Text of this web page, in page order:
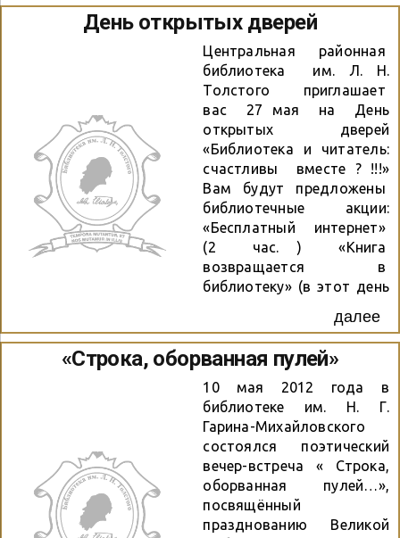
проблемы и пути к
взаимопониманию и
согласию». В мероприятии
приняли участие
Латрыгина Н.А.,
президент Новосибирской
областной общественной
организации «ЖИТО»,
координатор
социального проекта
«Служба семьи
Новосибирска», научный
сотрудник
Международной
Славянской Академии
отделения, член Союза
журналистов России
Новосибирского
отделения Приходкин И.
В, психолог-консультант,
мастер-сказкотерапевт Т.
Бутакова, консультант по
семейным вопросам
«ЖИТО» и студенты,
преподаватели
Новосибирского Химико-
День открытых дверей
Центральная районная
библиотека им. Л. Н.
Толстого приглашает
вас 27 мая на День
открытых дверей
«Библиотека и читатель:
счастливы вместе ? !!!»
Вам будут предложены
библиотечные акции:
«Бесплатный интернет»
(2 час. ) «Книга
возвращается в
библиотеку» (в этот день
даже самого злостного,
не будет взиматься
штраф за
несвоевременный
возврат литературы);
далее
«Строка, оборванная пулей»
10 мая 2012 года в
библиотеке им. Н. Г.
Гарина-Михайловского
состоялся поэтический
вечер-встреча « Строка,
оборванная пулей…»,
посвящённый
празднованию Великой